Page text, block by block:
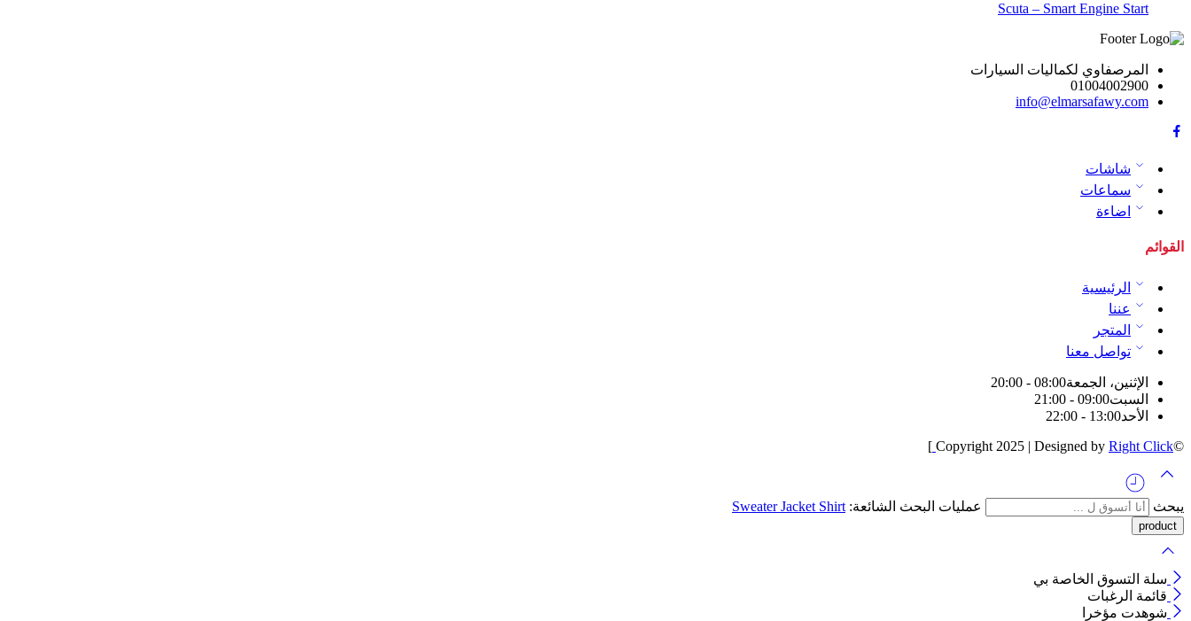
Scuta – Smart Engine Start
المرصفاوي لكماليات السيارات
01004002900
info@elmarsafawy.com
شاشات
سماعات
اضاءة
القوائم
الرئيسية
عننا
المتجر
تواصل معنا
الإثنين، الجمعة08:00 - 20:00
السبت09:00 - 21:00
الأحد13:00 - 22:00
©Copyright 2025 | Designed by
Right Click
]
يبحث عمليات البحث الشائعة: SweaterJacket Shirt
سلة التسوق الخاصة بي
قائمة الرغبات
شوهدت مؤخرا